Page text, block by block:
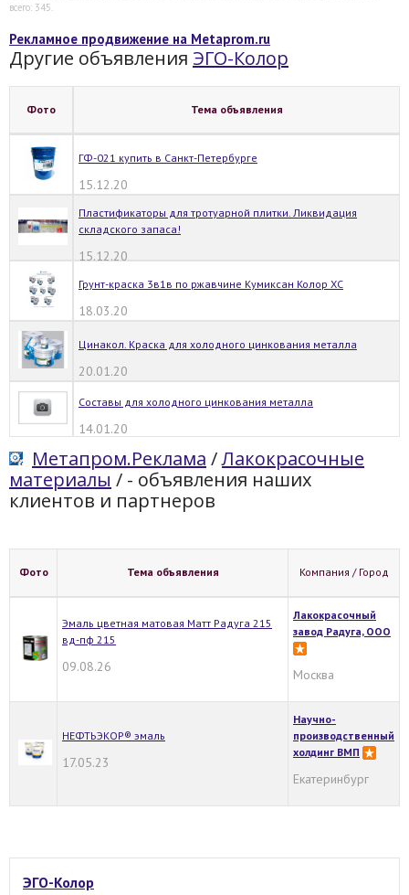
всего: 345.
Рекламное продвижение на Metaprom.ru
Другие объявления ЭГО-Колор
Фото Тема объявления
ГФ-021 купить в Санкт-Петербурге
15.12.20
Пластификаторы для тротуарной плитки. Ликвидация
складского запаса!
15.12.20
Грунт-краска 3в1в по ржавчине Кумиксан Колор ХС
18.03.20
Цинакол. Краска для холодного цинкования металла
20.01.20
Составы для холодного цинкования металла
14.01.20
Метапром.Реклама /Лакокрасочные
материалы / - объявления наших
клиентов и партнеров
Фото Тема объявления Компания / Город
Эмаль цветная матовая Матт Радуга 215
вд-пф 215
09.08.26
Лакокрасочный
завод Радуга, ООО
Москва
НЕФТЬЭКОР® эмаль
17.05.23
Научно-
производственный
холдинг ВМП
Екатеринбург
ЭГО-Колор